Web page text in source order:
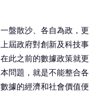
盤散沙、各自為政，更
屆政府對創新及科技事
此之前的數據政策就更
問題，就是不能整合各
據的經濟和社會價值便